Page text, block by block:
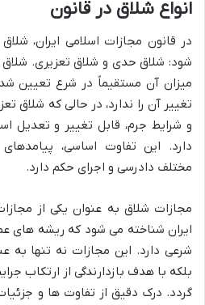
انواع شلاق در قانون
در قانون مجازات اسلامی ایران،
شود: شلاق حدی و شلاق تعزیری.
میزان آن مستقیماً در شرع تعیین
تغییر آن را ندارد، در حالی که
و شرایط جرم، قابل تغییر و تعدیل
دارد. این تفاوت اساسی،
مختلف دادرسی و اجرای حکم دارد.
مجازات شلاق به عنوان یکی از
ایران شناخته می شود که ریشه های
شرعی دارد. این مجازات نه تنها به
بلکه با هدف بازدارندگی از ارتکاب
گردد. درک دقیق از تفاوت ها و